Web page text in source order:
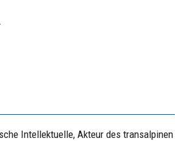
Intellektuelle, Akteur des transalpinen